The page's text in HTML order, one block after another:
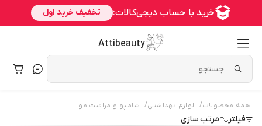
Attibeauty
همه محصولات/ لوازم بهداشتی/ شامپو و مراقبت مو
فیلتر مرتب سازی